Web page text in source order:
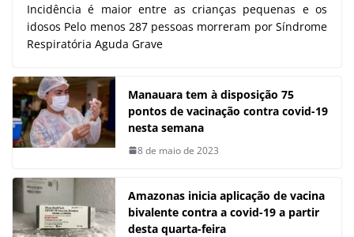
Incidência é maior entre as crianças pequenas e os
idosos Pelo menos 287 pessoas morreram por Síndrome
Respiratória Aguda Grave
Manauara tem à disposição 75
pontos de vacinação contra covid-19
nesta semana
8 de maio de 2023
Amazonas inicia aplicação de vacina
bivalente contra a covid-19 a partir
desta quarta-feira